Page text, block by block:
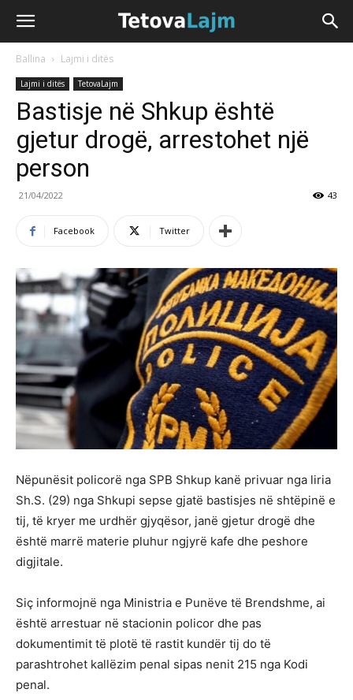
Ballina Lajmi i ditës
Lajmi i ditës TetovaLajm
Bastisje në Shkup është
gjetur drogë, arrestohet një
person
21/04/2022 43
Facebook Twitter
Nëpunësit policorë nga SPB Shkup kanë privuar nga liria
Sh.S. (29) nga Shkupi sepse gjatë bastisjes në shtëpinë e
tij, të kryer me urdhër gjyqësor, janë gjetur drogë dhe
është marrë materie pluhur ngjyrë kafe dhe peshore
digjitale.
Siç informojnë nga Ministria e Punëve të Brendshme, ai
është arrestuar në stacionin policor dhe pas
dokumentimit të plotë të rastit kundër tij do të
parashtrohet kallëzim penal sipas nenit 215 nga Kodi
penal.